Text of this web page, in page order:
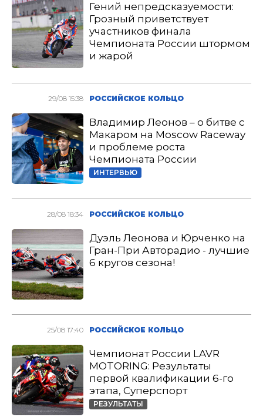
Гений непредсказуемости:
Грозный приветствует
участников финала
Чемпионата России штормом
и жарой
29/08 15:38 РОССИЙСКОЕ КОЛЬЦО
Владимир Леонов – о битве с
Макаром на Moscow Raceway
и проблеме роста
Чемпионата России
ИНТЕРВЬЮ
28/08 18:34 РОССИЙСКОЕ КОЛЬЦО
Дуэль Леонова и Юрченко на
Гран-При Авторадио - лучшие
6 кругов сезона!
25/08 17:40 РОССИЙСКОЕ КОЛЬЦО
Чемпионат России LAVR
MOTORING: Результаты
первой квалификации 6-го
этапа, Суперспорт
РЕЗУЛЬТАТЫ